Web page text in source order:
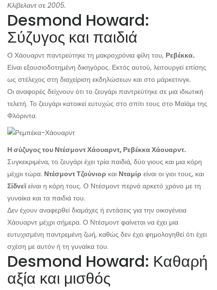
Κλίβελαντσε 2005.
Desmond Howard:
Σύζυγος και παιδιά
Ο Χάουαρντ παντρεύτηκε τη μακροχρόνια φίλη του, Ρεβέκκα.
Είναι εξουσιοδοτημένη δικηγόρος. Εκτός αυτού, λειτουργεί επίσης
ως στέλεχος στη διαχείριση εκδηλώσεων και στο μάρκετινγκ.
Οι αναφορές δείχνουν ότι το ζευγάρι παντρεύτηκε σε μια ιδιωτική
τελετή. Το ζευγάρι κατοικεί ευτυχώς στο σπίτι τους στο Μαϊάμι της
Φλόριντα.
Η σύζυγος του Ντέσμοντ Χάουαρντ, Ρεβέκκα Χάουαρντ.
Συγκεκριμένα, το ζευγάρι έχει τρία παιδιά, δύο γιους και μια κόρη
μέχρι τώρα. Ντέσμοντ Τζούνιορ και Νταμίρ είναι οι γιοι τους, και
Σίδνεϊείναι η κόρη τους. Ο Ντέσμοντ περνά αρκετό χρόνο με τη
γυναίκα και τα παιδιά του.
Δεν έχουν αναφερθεί διαμάχες ή εντάσεις για την οικογένεια
Χάουαρντ μέχρι σήμερα. Ο Ντέσμοντ φαίνεται να έχει μια
ευτυχισμένη παντρεμένη ζωή, καθώς δεν έχει φημολογηθεί ότι έχει
σχέση με αυτόν ή τη γυναίκα του.
Desmond Howard: Καθαρή
αξία και μισθός